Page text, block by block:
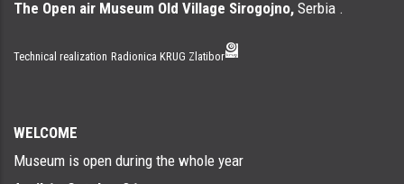
The Open air Museum Old Village Sirogojno, Serbia .
Technical realization Radionica KRUG Zlatibor
WELCOME
Museum is open during the whole year